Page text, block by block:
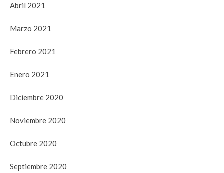
Abril 2021
Marzo 2021
Febrero 2021
Enero 2021
Diciembre 2020
Noviembre 2020
Octubre 2020
Septiembre 2020